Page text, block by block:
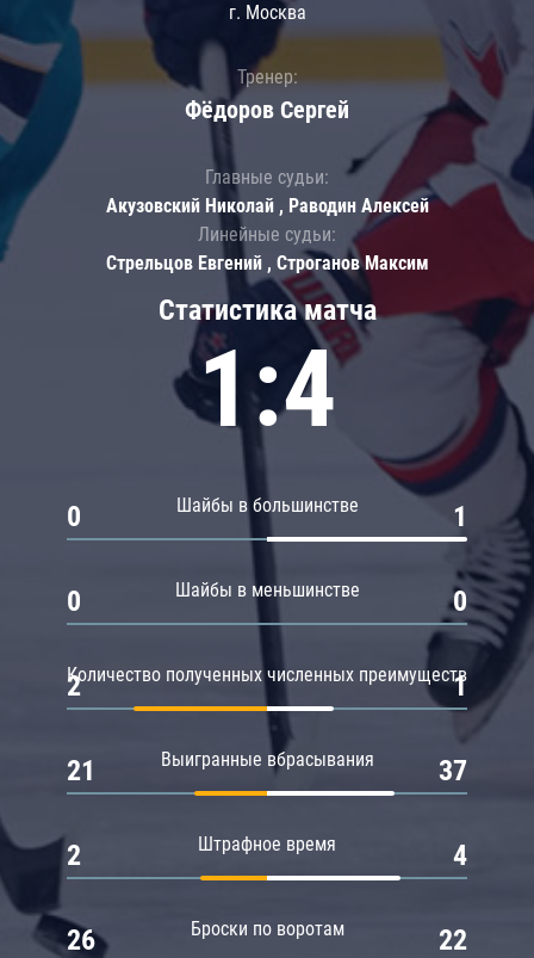
Статистика матча
1:4
Шайбы в большинстве
0 1
Шайбы в меньшинстве
0 0
Количество полученных численных преимуществ
2 1
Выигранные вбрасывания
21 37
Штрафное время
2 4
Броски по воротам
26 22
г. Москва
Тренер:
Фёдоров Сергей
Главные судьи:
Акузовский Николай , Раводин Алексей
Линейные судьи:
Стрельцов Евгений , Строганов Максим